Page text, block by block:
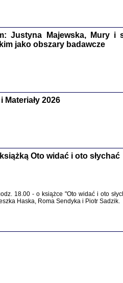
Stanisław Adler, oprac. i
Warszawa 2018
Justyna Majewska, Mury i
jako obszary badawcze
Materiały 2026
Oto widać i oto słychać
18.00 - o książce "Oto widać i oto
Haska, Roma Sendyka i Piotr Sadzik.